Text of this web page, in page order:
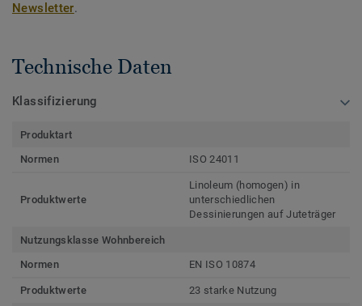
Newsletter.
Technische Daten
Klassifizierung
Produktart
Normen
ISO 24011
Produktwerte
Linoleum (homogen) in
unterschiedlichen
Dessinierungen auf Juteträger
Nutzungsklasse Wohnbereich
Normen
EN ISO 10874
Produktwerte 23 starke Nutzung